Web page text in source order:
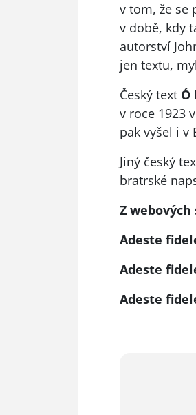
v tom, že se
v době, kdy
autorství
jen textu,
Český text Ó
v roce 1923
pak vyšel i v
Jiný český
bratrské
Z
Adeste
Adeste
Adeste